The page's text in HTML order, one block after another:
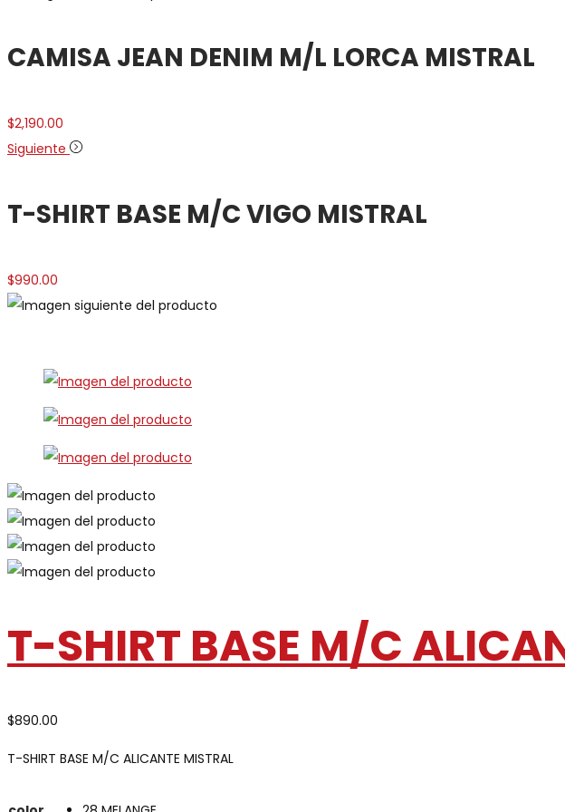
CAMISA JEAN DENIM M/L LORCA MISTRAL
$2,190.00
Siguiente
T-SHIRT BASE M/C VIGO MISTRAL
$990.00
T-SHIRT BASE M/C
$890.00
T-SHIRT BASE M/C ALICANTE MISTRAL